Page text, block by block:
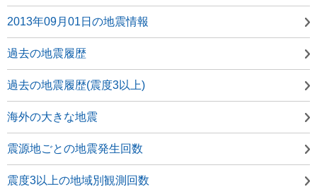
2013年09月01日の地震情報
過去の地震履歴
過去の地震履歴(震度3以上)
海外の大きな地震
震源地ごとの地震発生回数
震度3以上の地域別観測回数